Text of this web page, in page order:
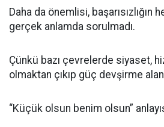
Daha da önemlisi, başarısızlığın
gerçek anlamda sorulmadı.
Çünkü bazı çevrelerde siyaset,
olmaktan çıkıp güç devşirme
“Küçük olsun benim olsun”